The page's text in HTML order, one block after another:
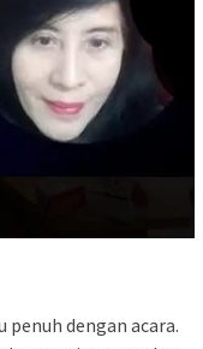
dengan acara.